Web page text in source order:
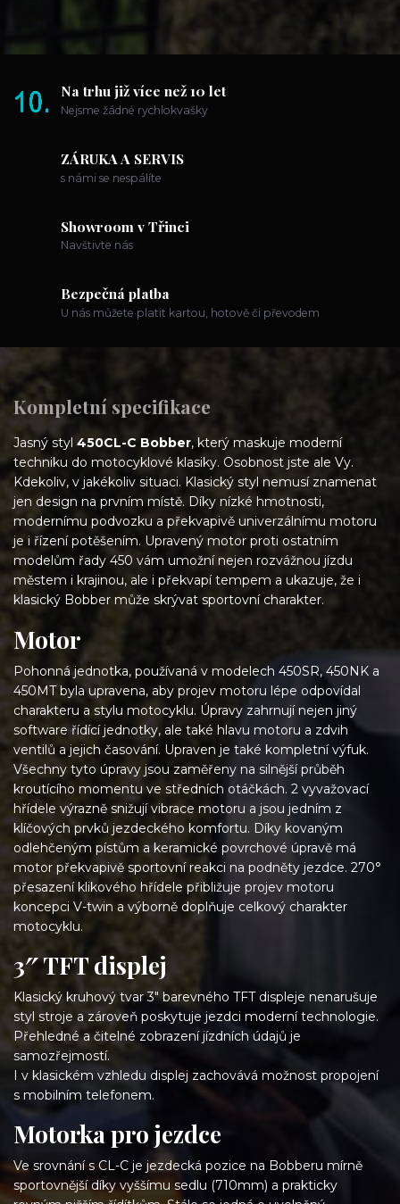
Na trhu již více než 10 let
Nejsme žádné rychlokvašky
ZÁRUKA A SERVIS
s námi se nespálíte
Showroom v Třinci
Navštivte nás
Bezpečná platba
U nás můžete platit kartou, hotově či převodem
Kompletní specifikace
Jasný styl 450CL-C Bobber, který maskuje moderní
techniku do motocyklové klasiky. Osobnost jste ale Vy.
Kdekoliv, v jakékoliv situaci. Klasický styl nemusí znamenat
jen design na prvním místě. Díky nízké hmotnosti,
modernímu podvozku a překvapivě univerzálnímu motoru
je i řízení potěšením. Upravený motor proti ostatním
modelům řady 450 vám umožní nejen rozvážnou jízdu
městem i krajinou, ale i překvapí tempem a ukazuje, že i
klasický Bobber může skrývat sportovní charakter.
Motor
Pohonná jednotka, používaná v modelech 450SR, 450NK a
450MT byla upravena, aby projev motoru lépe odpovídal
charakteru a stylu motocyklu. Úpravy zahrnují nejen jiný
software řídící jednotky, ale také hlavu motoru a zdvih
ventilů a jejich časování. Upraven je také kompletní výfuk.
Všechny tyto úpravy jsou zaměřeny na silnější průběh
kroutícího momentu ve středních otáčkách. 2 vyvažovací
hřídele výrazně snižují vibrace motoru a jsou jedním z
klíčových prvků jezdeckého komfortu. Díky kovaným
odlehčeným pístům a keramické povrchové úpravě má
motor překvapivě sportovní reakci na podněty jezdce. 270°
přesazení klikového hřídele přibližuje projev motoru
koncepci V-twin a výborně doplňuje celkový charakter
motocyklu.
3″ TFT displej
Klasický kruhový tvar 3″ barevného TFT displeje nenarušuje
styl stroje a zároveň poskytuje jezdci moderní technologie.
Přehledné a čitelné zobrazení jízdních údajů je
samozřejmostí.
I v klasickém vzhledu displej zachovává možnost propojení
s mobilním telefonem.
Motorka pro jezdce
Ve srovnání s CL-C je jezdecká pozice na Bobberu mírně
sportovnější díky vyššímu sedlu (710mm) a prakticky